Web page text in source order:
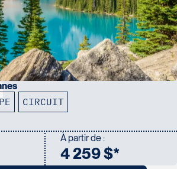
CIRCUIT
À partir de :
4 259 $*